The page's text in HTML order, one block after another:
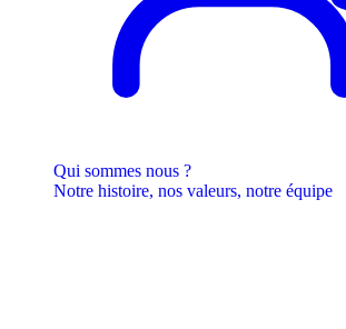
Qui sommes nous ?
Notre histoire, nos valeurs, notre équipe